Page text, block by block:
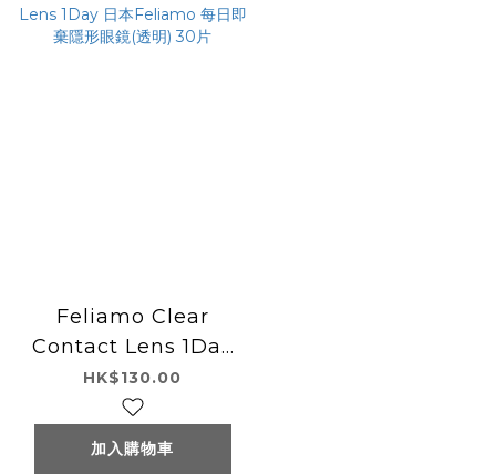
Feliamo Clear
Contact Lens 1Day
日本Feliamo 每日即
棄隱形眼鏡(透明) 30
片
HK$130.00
加入購物車